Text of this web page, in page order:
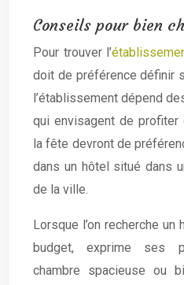
Conseils pour bien
Pour trouver l’
doit de préférence définir
l’établissement dépend
qui envisagent de profiter
la fête devront de
dans un hôtel situé dans
de la ville.
Lorsque l’on recherche
budget, exprime ses
chambre spacieuse ou